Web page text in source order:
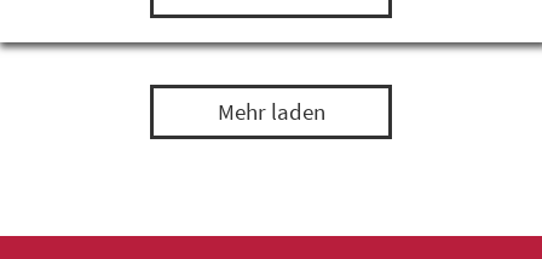
Mehr laden